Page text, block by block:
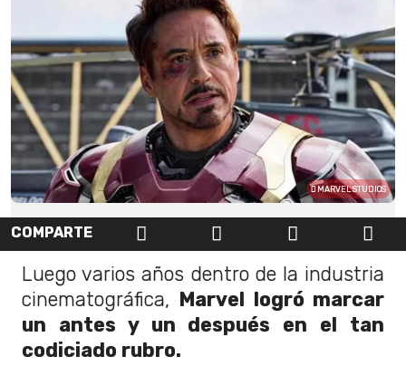
MARVEL STUDIOS
COMPARTE
Luego varios años dentro de la industria
cinematográfica, Marvel logró marcar
un antes y un después en el tan
codiciado rubro.